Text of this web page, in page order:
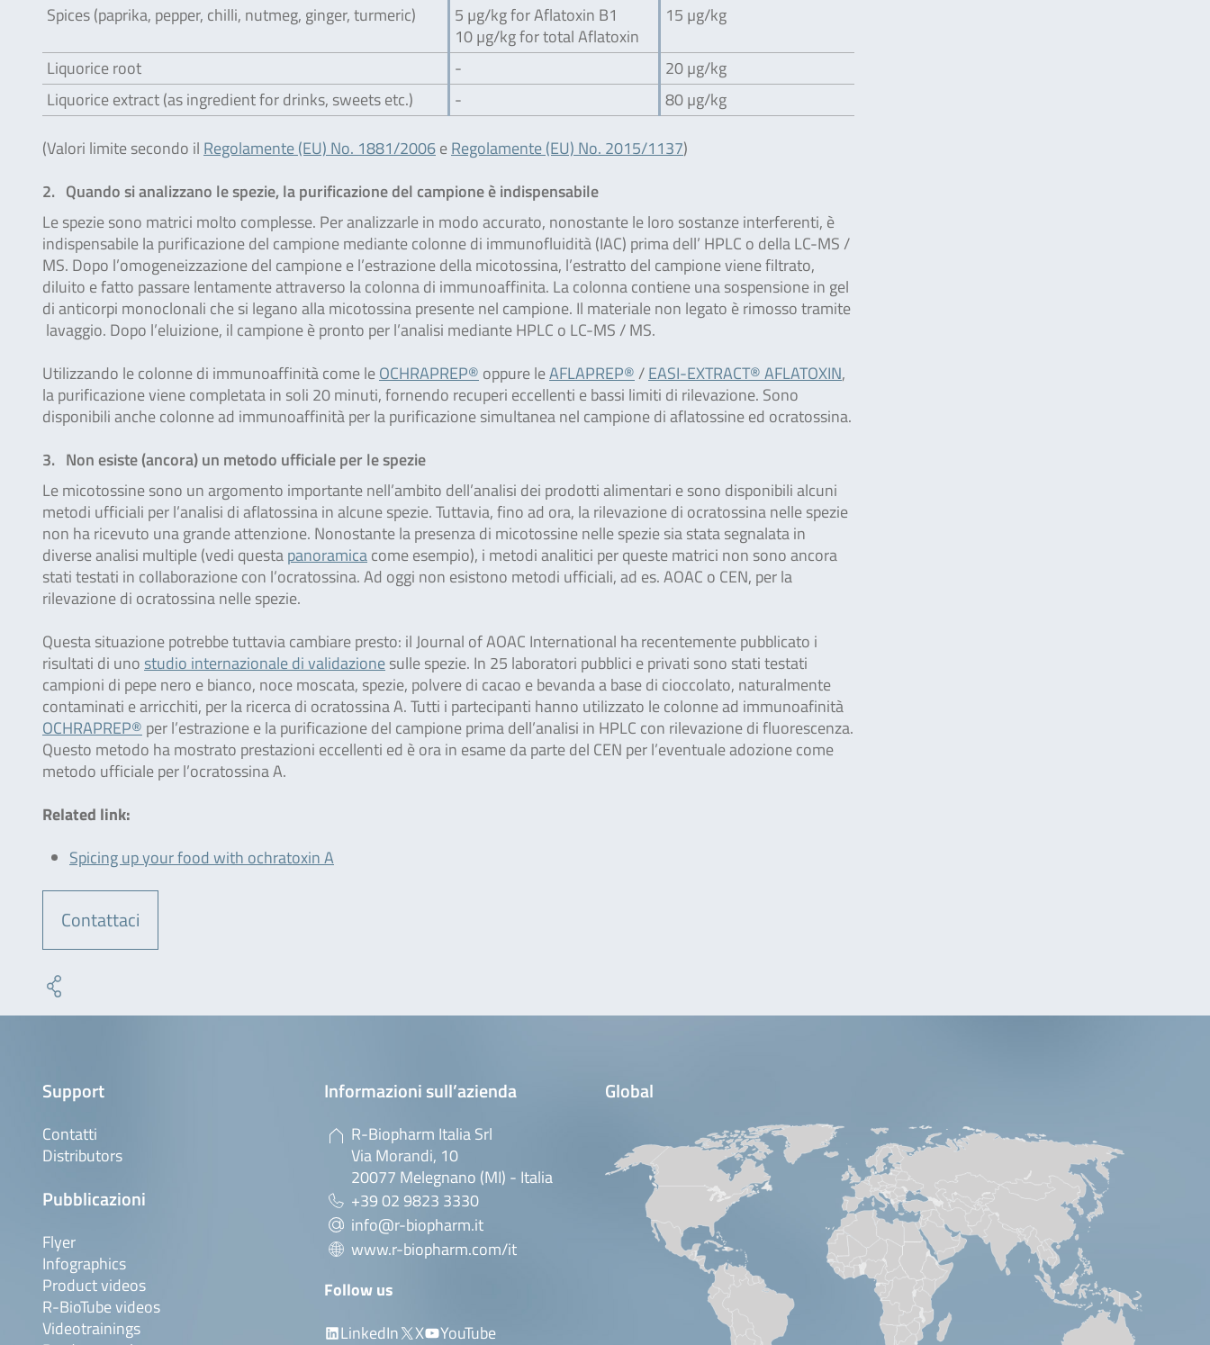
Spices (paprika, pepper, chilli, nutmeg, ginger, turmeric)
5 µg/kg for Aflatoxin B1
10 µg/kg for total Aflatoxin
15 µg/kg
Liquorice root -
20 µg/kg
Liquorice extract (as ingredient for drinks, sweets etc.)
-
80 µg/kg
(Valori limite secondo il Regolamente (EU) No. 1881/2006eRegolamente (EU) No. 2015/1137)
2. Quando si analizzano le spezie, la purificazione del campione è indispensabile
Le spezie sono matrici molto complesse. Per analizzarle in modo accurato, nonostante le loro sostanze interferenti, è
indispensabile la purificazione del campione mediante colonne di immunofluidità (IAC) prima dell’ HPLC o della LC-MS /
MS. Dopo l’omogeneizzazione del campione e l’estrazione della micotossina, l’estratto del campione viene filtrato,
diluito e fatto passare lentamente attraverso la colonna di immunoaffinita. La colonna contiene una sospensione in gel
di anticorpi monoclonali che si legano alla micotossina presente nel campione. Il materiale non legato è rimosso tramite
lavaggio. Dopo l’eluizione, il campione è pronto per l’analisi mediante HPLC o LC-MS / MS.
Utilizzando le colonne di immunoaffinità come leOCHRAPREP® oppure leAFLAPREP®/EASI-EXTRACT® AFLATOXIN,
la purificazione viene completata in soli 20 minuti, fornendo recuperi eccellenti e bassi limiti di rilevazione. Sono
disponibili anche colonne ad immunoaffinità per la purificazione simultanea nel campione di aflatossine ed ocratossina.
3. Non esiste (ancora) un metodo ufficiale per le spezie
Le micotossine sono un argomento importante nell’ambito dell’analisi dei prodotti alimentari e sono disponibili alcuni
metodi ufficiali per l’analisi di aflatossina in alcune spezie. Tuttavia, fino ad ora, la rilevazione di ocratossina nelle spezie
non ha ricevuto una grande attenzione. Nonostante la presenza di micotossine nelle spezie sia stata segnalata in
diverse analisi multiple (vedi questapanoramicacome esempio), i metodi analitici per queste matrici non sono ancora
stati testati in collaborazione con l’ocratossina. Ad oggi non esistono metodi ufficiali, ad es. AOAC o CEN, per la
rilevazione di ocratossina nelle spezie.
Questa situazione potrebbe tuttavia cambiare presto: il Journal of AOAC International ha recentemente pubblicato i
risultati di uno studio internazionale di validazionesulle spezie. In 25 laboratori pubblici e privati sono stati testati
campioni di pepe nero e bianco, noce moscata, spezie, polvere di cacao e bevanda a base di cioccolato, naturalmente
contaminati e arricchiti, per la ricerca di ocratossina A. Tutti i partecipanti hanno utilizzato le colonne ad immunoafinità
OCHRAPREP® per l’estrazione e la purificazione del campione prima dell’analisi in HPLC con rilevazione di fluorescenza.
Questo metodo ha mostrato prestazioni eccellenti ed è ora in esame da parte del CEN per l’eventuale adozione come
metodo ufficiale per l’ocratossina A.
Related link:
Spicing up your food with ochratoxin A
Contattaci
Support
Contatti
Distributors
Pubblicazioni
Flyer
Infographics
Product videos
R-BioTube videos
Videotrainings
Informazioni sull’azienda
R-Biopharm Italia Srl
Via Morandi, 10
20077 Melegnano (MI) - Italia
+39 02 9823 3330
info@r-biopharm.it
www.r-biopharm.com/it
Follow us
LinkedIn
X YouTube
Global